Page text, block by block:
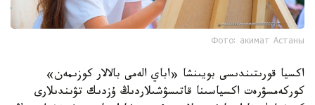
Фото: акимат Астаны
اكسيا قورىتىندىسى بويىنشا «اباي الەمى بالالار كوزىمەن»
كوركەمسۋرەت اكسياسىنا قاتىسۋشىلاردىڭ ۇزدىك تۋىندىلارى